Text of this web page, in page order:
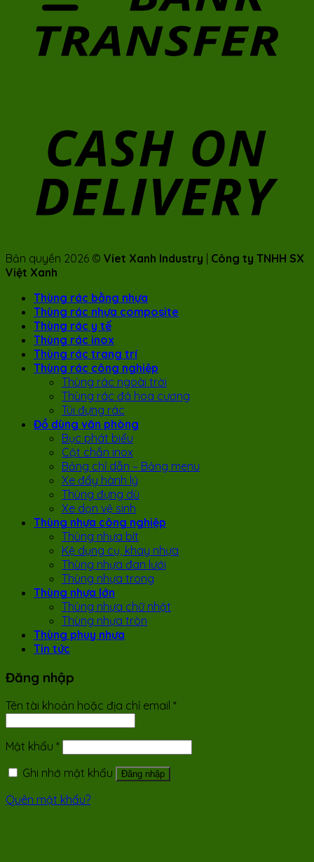
Bản quyền 2026 © Viet Xanh Industry | Công ty TNHH SX
Việt Xanh
Thùng rác bằng nhựa
Thùng rác nhựa composite
Thùng rác y tế
Thùng rác inox
Thùng rác trang trí
Thùng rác công nghiệp
Thùng rác ngoài trời
Thùng rác đá hoa cương
Túi đựng rác
Đồ dùng văn phòng
Bục phát biểu
Cột chắn inox
Bảng chỉ dẫn – Bảng menu
Xe đẩy hành lý
Thùng đựng dù
Xe dọn vệ sinh
Thùng nhựa công nghiệp
Thùng nhựa bít
Kệ dụng cụ, khay nhựa
Thùng nhựa đan lưới
Thùng nhựa trong
Thùng nhựa lớn
Thùng nhựa chữ nhật
Thùng nhựa tròn
Thùng phuy nhựa
Tin tức
Đăng nhập
Tên tài khoản hoặc địa chỉ email *
Mật khẩu *
Ghi nhớ mật khẩu
Đăng nhập
Quên mật khẩu?